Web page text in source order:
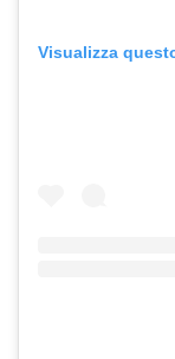
Visualizza